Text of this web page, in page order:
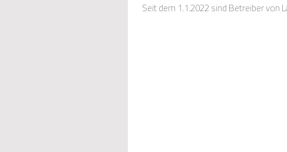
Seit dem 1.1.2022 sind Betreiber von